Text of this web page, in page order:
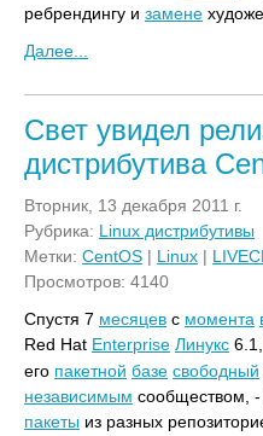
ребрендингу и замене
Далее...
Свет увидел
дистрибутива
Вторник, 13 декабря 2011 г.
Рубрика: Linux дистрибутивы
Метки: CentOS | Linux |
Просмотров: 4140
Спустя 7 месяцев с момента
Red Hat Enterprise Линукс 6.1,
его пакетной базе свободный
независимым сообществом,
пакеты из разных